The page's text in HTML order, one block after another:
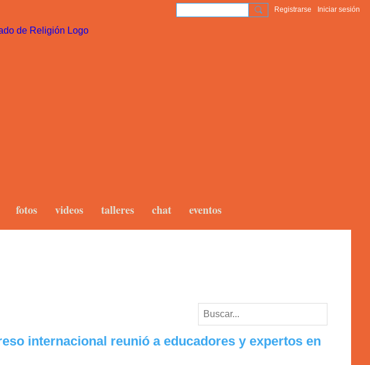
Registrarse Iniciar sesión
fotos videos talleres chat eventos
internacional reunió a educadores y expertos en